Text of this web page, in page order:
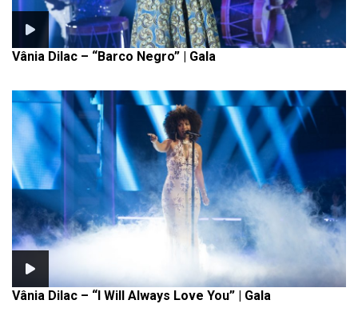
Vânia Dilac – “Barco Negro” | Gala
Vânia Dilac – “I Will Always Love You” | Gala